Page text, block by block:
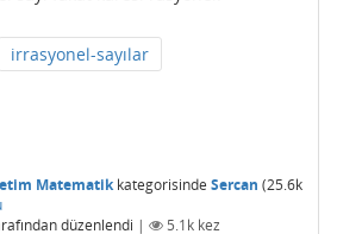
irrasyonel-sayılar
Matematikkategorisinde Sercan (25.6k
düzenlendi | 5.1k kez